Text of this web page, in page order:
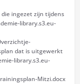
ingezet zijn tijdens
library.s3.eu-
dat is uitgewerkt
library.s3.eu-
Mitzi.docx